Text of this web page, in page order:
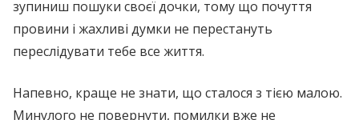
зупиниш пошуки своєї дочки, тому що почуття
провини і жахливі думки не перестануть
переслідувати тебе все життя.
Напевно, краще не знати, що сталося з тією малою.
Минулого не повернути, помилки вже не